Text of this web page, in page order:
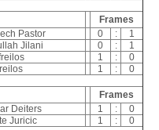
Frames
Pastor 0 :
1
Jilani 0 :
1
1 :
0
1 : 0
Frames
Deiters 1 :
0
Juricic 1 : 0